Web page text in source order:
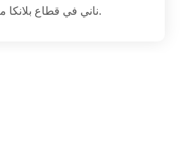
ناني في قطاع بلانكا مراسي للحجز تواصل.